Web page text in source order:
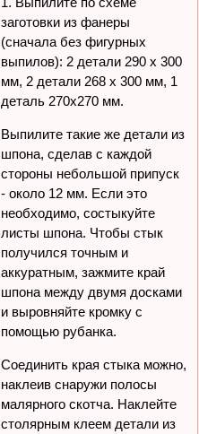
заготовки из фанеры
(сначала без фигурных
выпилов): 2 детали 290 х 300
мм, 2 детали 268 х 300 мм, 1
деталь 270х270 мм.
Выпилите такие же детали из
шпона, сделав с каждой
стороны небольшой припуск
- около 12 мм. Если это
необходимо, состыкуйте
листы шпона. Чтобы стык
получился точным и
аккуратным, зажмите край
шпона между двумя досками
и выровняйте кромку с
помощью рубанка.
Соединить края стыка можно,
наклеив снаружи полосы
малярного скотча. Наклейте
столярным клеем детали из